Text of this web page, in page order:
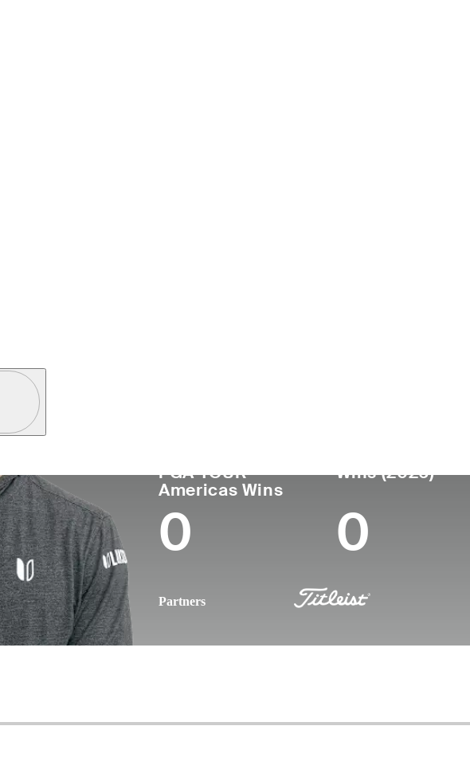
Pass Logo
PGA TOUR
Americas Wins
0
Wins (2026)
0
Partners